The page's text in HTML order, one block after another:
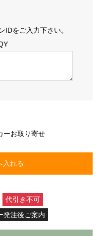
IDをご入力下さい。
ーお取り寄せ
代引き不可
発注後ご案内